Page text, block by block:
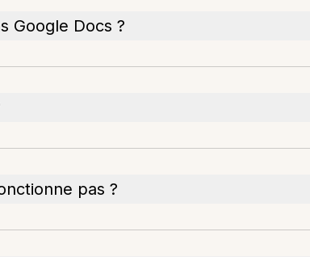
Google Docs ?
pas ?